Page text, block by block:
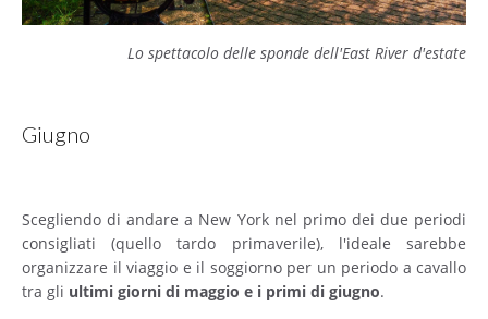
Lo spettacolo delle sponde dell'East River d'estate
Giugno
Scegliendo di andare a New York nel primo dei due periodi
consigliati (quello tardo primaverile), l'ideale sarebbe
organizzare il viaggio e il soggiorno per un periodo a cavallo
tra gli ultimi giorni di maggio e i primi di giugno.